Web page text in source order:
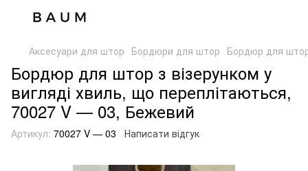
Аксесуари для штор Бордюри для штор Бордюр для
Бордюр для штор з візерунком у
вигляді хвиль, що переплітаються,
70027 V — 03, Бежевий
Артикул: 70027 V — 03 Написати відгук